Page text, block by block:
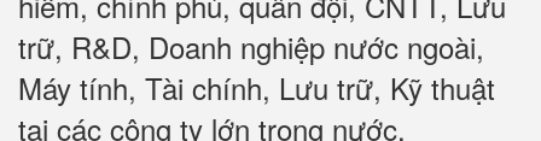
trữ, R&D, Doanh nghiệp nước ngoài,
Máy tính, Tài chính, Lưu trữ, Kỹ thuật
tại các công ty lớn trong nước.